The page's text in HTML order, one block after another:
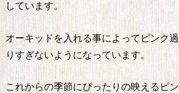
しています。
オーキッドを入れる事によってピンク
りすぎないようになっています。
これからの季節にぴったりの映えるピン